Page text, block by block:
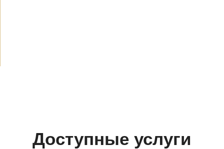
Доступные услуги